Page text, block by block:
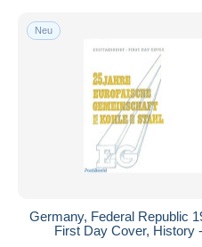
Neu
Germany, Federal Republic
First Day Cover, History